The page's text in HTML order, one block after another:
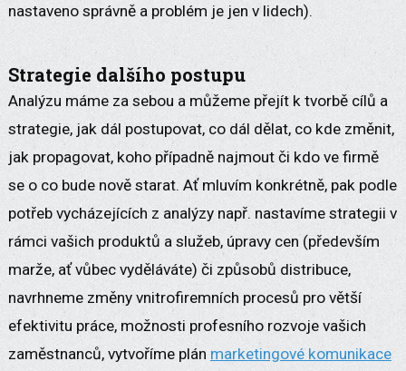
nastaveno správně a problém je jen v lidech).
Strategie dalšího postupu
Analýzu máme za sebou a můžeme přejít k tvorbě cílů a
strategie, jak dál postupovat, co dál dělat, co kde změnit,
jak propagovat, koho případně najmout či kdo ve firmě
se o co bude nově starat. Ať mluvím konkrétně, pak podle
potřeb vycházejících z analýzy např. nastavíme strategii v
rámci vašich produktů a služeb, úpravy cen (především
marže, ať vůbec vyděláváte) či způsobů distribuce,
navrhneme změny vnitrofiremních procesů pro větší
efektivitu práce, možnosti profesního rozvoje vašich
zaměstnanců, vytvoříme plán marketingové komunikace